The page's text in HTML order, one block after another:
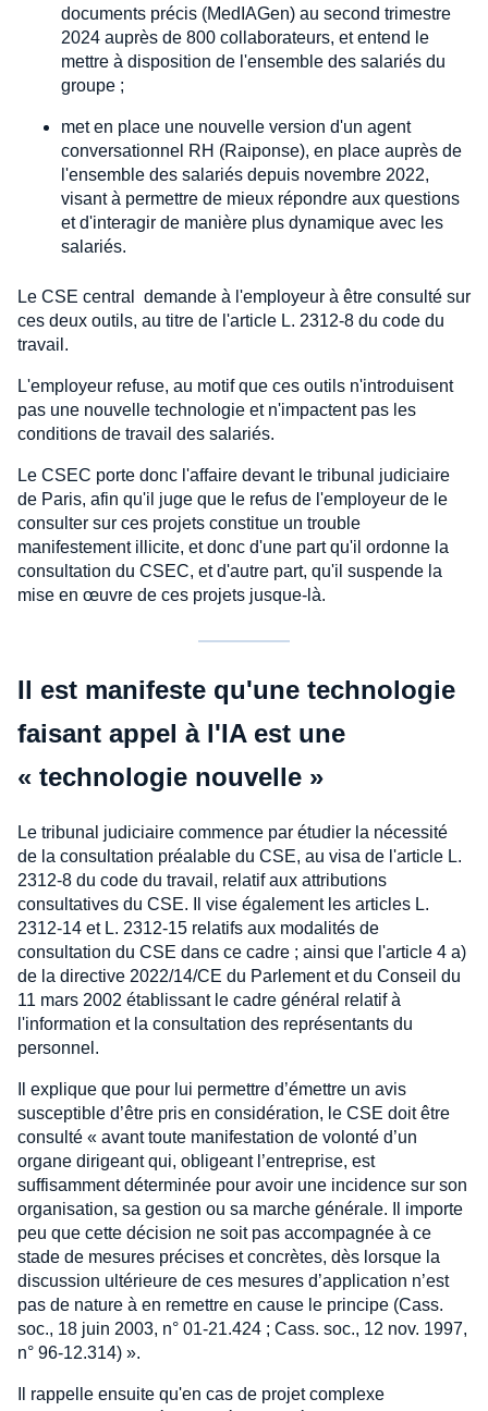
documents précis (MedIAGen) au second trimestre
2024 auprès de 800 collaborateurs, et entend le
mettre à disposition de l'ensemble des salariés du
groupe ;
met en place une nouvelle version d'un agent
conversationnel RH (Raiponse), en place auprès de
l'ensemble des salariés depuis novembre 2022,
visant à permettre de mieux répondre aux questions
et d'interagir de manière plus dynamique avec les
salariés.
Le CSE central demande à l'employeur à être consulté sur
ces deux outils, au titre de l'article L. 2312-8 du code du
travail.
L'employeur refuse, au motif que ces outils n'introduisent
pas une nouvelle technologie et n'impactent pas les
conditions de travail des salariés.
Le CSEC porte donc l'affaire devant le tribunal judiciaire
de Paris, afin qu'il juge que le refus de l'employeur de le
consulter sur ces projets constitue un trouble
manifestement illicite, et donc d'une part qu'il ordonne la
consultation du CSEC, et d'autre part, qu'il suspende la
mise en œuvre de ces projets jusque-là.
Il est manifeste qu'une technologie
faisant appel à l'IA est une
« technologie nouvelle »
Le tribunal judiciaire commence par étudier la nécessité
de la consultation préalable du CSE, au visa de l'article L.
2312-8 du code du travail, relatif aux attributions
consultatives du CSE. Il vise également les articles L.
2312-14 et L. 2312-15 relatifs aux modalités de
consultation du CSE dans ce cadre ; ainsi que l'article 4 a)
de la directive 2022/14/CE du Parlement et du Conseil du
11 mars 2002 établissant le cadre général relatif à
l'information et la consultation des représentants du
personnel.
Il explique que pour lui permettre d’émettre un avis
susceptible d’être pris en considération, le CSE doit être
consulté « avant toute manifestation de volonté d’un
organe dirigeant qui, obligeant l’entreprise, est
suffisamment déterminée pour avoir une incidence sur son
organisation, sa gestion ou sa marche générale. Il importe
peu que cette décision ne soit pas accompagnée à ce
stade de mesures précises et concrètes, dès lorsque la
discussion ultérieure de ces mesures d’application n’est
pas de nature à en remettre en cause le principe (Cass.
soc., 18 juin 2003, n° 01-21.424 ; Cass. soc., 12 nov. 1997,
n° 96-12.314) ».
Il rappelle ensuite qu'en cas de projet complexe